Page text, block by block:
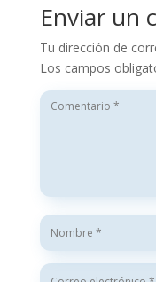
Enviar un
Tu dirección de
Los campos